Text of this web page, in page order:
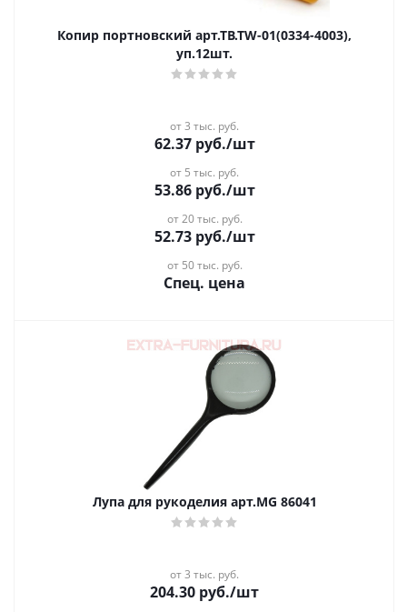
Копир портновский арт.ТВ.ТW-01(0334-4003),
уп.12шт.
от 3 тыс. руб.
62.37руб./шт
от 5 тыс. руб.
53.86руб./шт
от 20 тыс. руб.
52.73руб./шт
от 50 тыс. руб.
Спец. цена
Лупа для рукоделия арт.MG 86041
от 3 тыс. руб.
204.30 руб./шт